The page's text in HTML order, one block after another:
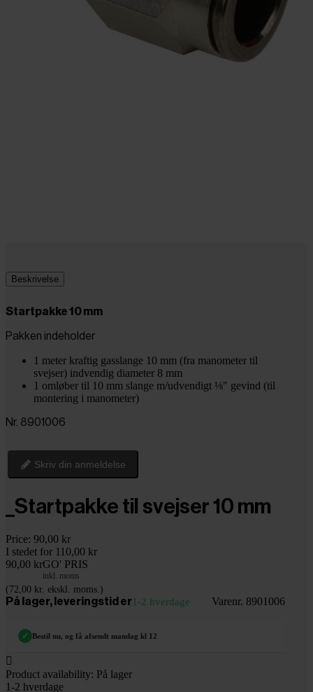
Beskrivelse
Startpakke 10 mm
Pakken indeholder
1 meter kraftig gasslange 10 mm (fra manometer til
svejser) indvendig diameter 8 mm
1 omløber til 10 mm slange m/udvendigt ⅛" gevind (til
montering i manometer)
Nr. 8901006
Skriv din anmeldelse
_Startpakke til svejser 10 mm
Price: 90,00 kr
I stedet for 110,00 kr
90,00 krGO' PRIS
inkl. moms
(72,00 kr. ekskl. moms.)
På lager, leveringstid er1-2 hverdage Varenr. 8901006
✓ Bestil nu, og få afsendt mandag kl 12

Product availability: På lager
1-2 hverdage